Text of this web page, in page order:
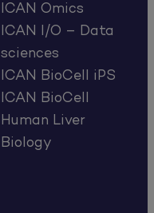
ICAN Omics
ICAN I/O – Data
sciences
ICAN BioCell iPS
ICAN BioCell
Human Liver
Biology